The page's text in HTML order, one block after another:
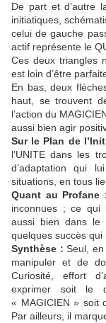
De part et d’autre
initiatiques,
celui de gauche
actif représente le
Ces deux triangles
est loin d’être
En bas, deux
haut, se trouvent
l’action du
aussi bien agir
Sur le Plan de
l’UNITE dans les
d’adaptation qui
situations, en tous
Quant au Profane
inconnues ; ce qui
aussi bien dans le
quelques succès qui
Synthèse : Seul,
manipuler et de
Curiosité, effort
exprimer soit le
« MAGICIEN » soit
Par ailleurs, il